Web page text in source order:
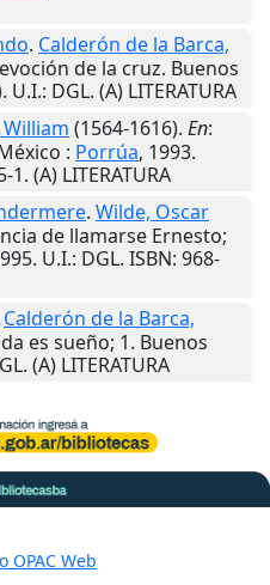
. Calderón de la Barca,
de la cruz. Buenos
. U.I.: DGL. (A) LITERATURA
(1564-1616). En:
: Porrúa, 1993.
1. (A) LITERATURA
. Wilde, Oscar
de llamarse Ernesto;
. U.I.: DGL. ISBN: 968-
Calderón de la Barca,
es sueño; 1. Buenos
(A) LITERATURA
OPAC Web